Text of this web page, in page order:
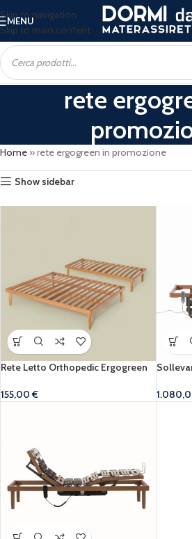
Skip to navigation
Skip to main content
MENU
rete
Home »rete ergogreen in promozione
Show sidebar
Rete Letto Orthopedic Ergogreen
155,00€